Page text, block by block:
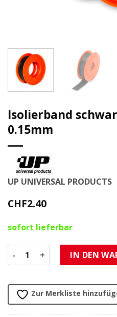
Isolierband
0.15mm
UP UNIVERSAL PRODUCTS
CHF2.40
sofort lieferbar
Isolierband schwarz 4.5m,
IN DEN
Zur Merkliste